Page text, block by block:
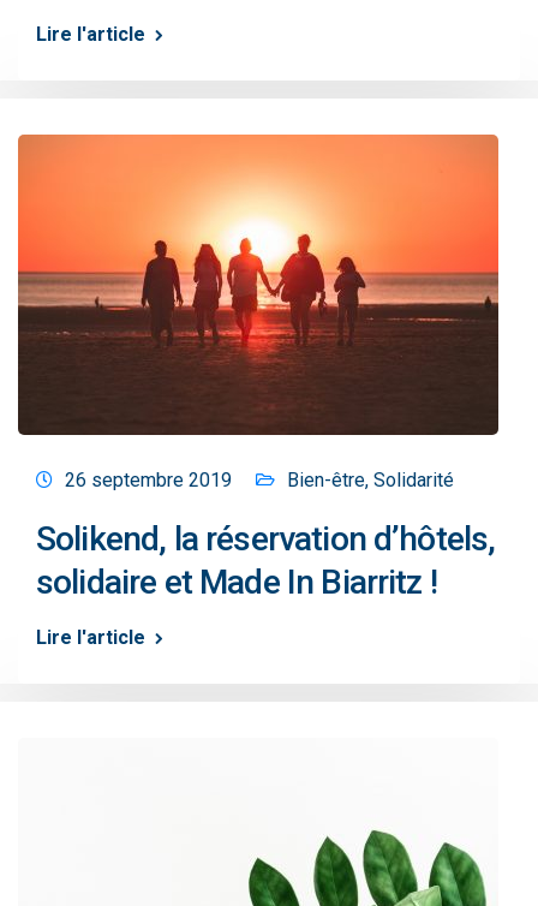
Lire l'article
26 septembre 2019 Bien-être, Solidarité
Solikend, la réservation d’hôtels,
solidaire et Made In Biarritz !
Lire l'article